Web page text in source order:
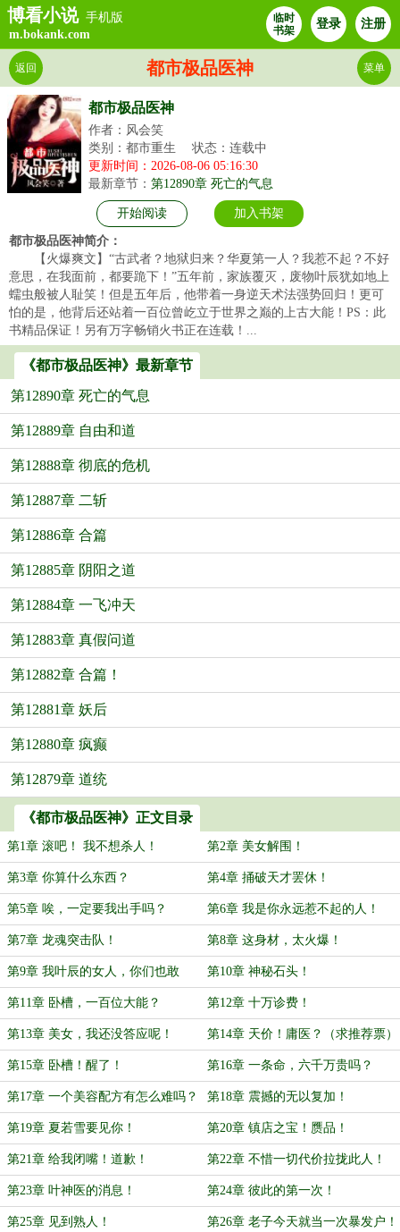
博看小说 手机版
m.bokank.com
临时
书架
登录 注册
都市极品医神
返回 菜单
都市极品医神
作者：风会笑
类别：都市重生
状态：连载中
更新时间：2026-08-06 05:16:30
最新章节： 第12890章 死亡的气息
开始阅读 加入书架
都市极品医神简介：
【火爆爽文】“古武者？地狱归来？华夏第一人？我惹不起？不好
意思，在我面前，都要跪下！”五年前，家族覆灭，废物叶辰犹如地上
蠕虫般被人耻笑！但是五年后，他带着一身逆天术法强势回归！更可
怕的是，他背后还站着一百位曾屹立于世界之巅的上古大能！PS：此
书精品保证！另有万字畅销火书正在连载！...
《都市极品医神》最新章节
第12890章 死亡的气息
第12889章 自由和道
第12888章 彻底的危机
第12887章 二斩
第12886章 合篇
第12885章 阴阳之道
第12884章 一飞冲天
第12883章 真假问道
第12882章 合篇！
第12881章 妖后
第12880章 疯癫
第12879章 道统
《都市极品医神》正文目录
第1章 滚吧！ 我不想杀人！ 第2章 美女解围！
第3章 你算什么东西？ 第4章 捅破天才罢休！
第5章 唉，一定要我出手吗？ 第6章 我是你永远惹不起的人！
第7章 龙魂突击队！ 第8章 这身材，太火爆！
第9章 我叶辰的女人，你们也敢
动？
第10章 神秘石头！
第11章 卧槽，一百位大能？ 第12章 十万诊费！
第13章 美女，我还没答应呢！ 第14章 天价！庸医？（求推荐票）
第15章 卧槽！醒了！ 第16章 一条命，六千万贵吗？
第17章 一个美容配方有怎么难吗？ 第18章 震撼的无以复加！
第19章 夏若雪要见你！ 第20章 镇店之宝！赝品！
第21章 给我闭嘴！道歉！ 第22章 不惜一切代价拉拢此人！
第23章 叶神医的消息！ 第24章 彼此的第一次！
第25章 见到熟人！ 第26章 老子今天就当一次暴发户！